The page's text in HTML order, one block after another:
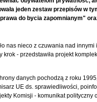
jeden zestaw przepisów w
do bycia zapomnianym"
nas nieco z czuwania nad
krok - przedstawiła projekt
danych pochodzą z roku
UE ds. sprawiedliwości,
Komisji - komunikat polityczny